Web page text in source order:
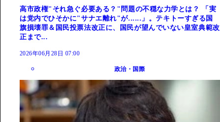
高市政権"それ急ぐ必要ある？"問題の不穏な力学とは？ 「実
は党内でひそかに"サナエ離れ"が......」。テキトーすぎる国
旗損壊罪＆国民投票法改正に、国民が望んでいない皇室典範改
正まで...
2026年06月28日 07:00
政治・国際